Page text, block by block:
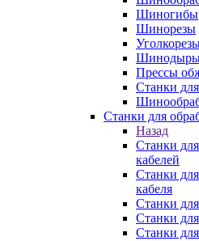
Шиногибы
Шинорезы
Прессы
Станки
Станки для
Назад
Станки
кабелей
Станки
кабеля
Станки
Станки
Станки